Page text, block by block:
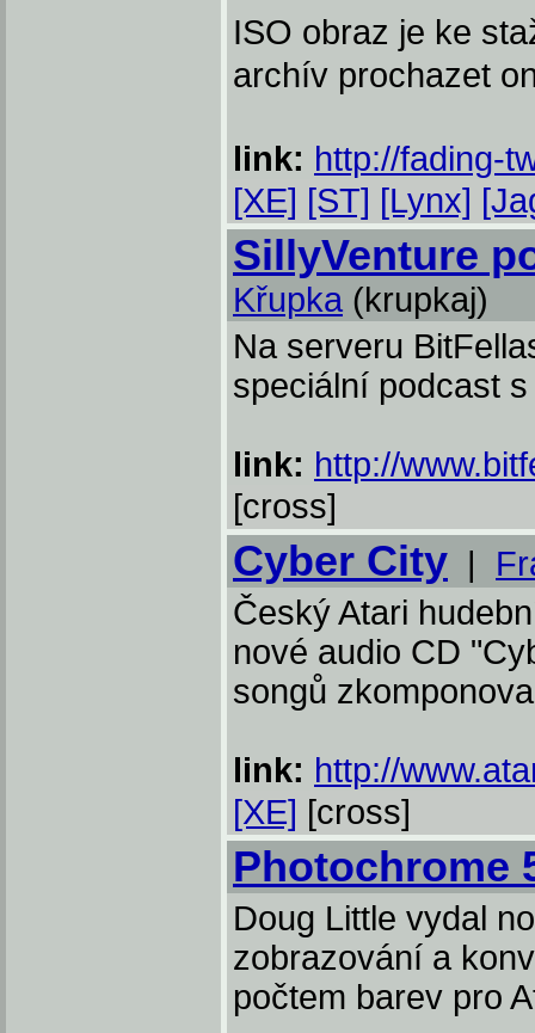
ISO obraz je ke
archív prochazet
link: http://fading-
[XE] [ST] [Lynx]
SillyVenture
Křupka (krupkaj)
Na serveru
speciální podcast
link: http://
[cross]
Cyber City |
Český Atari
nové audio CD
songů
link: http://
[XE] [cross]
Photochrome
Doug Little vydal
zobrazování a
počtem barev pro